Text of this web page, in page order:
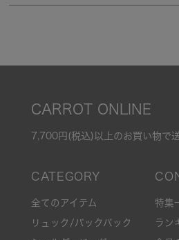
CARROT ONLINE
7,700円(税込)以上のお買い物で
全てのアイテム
リュック/バックパック
特集
ラン